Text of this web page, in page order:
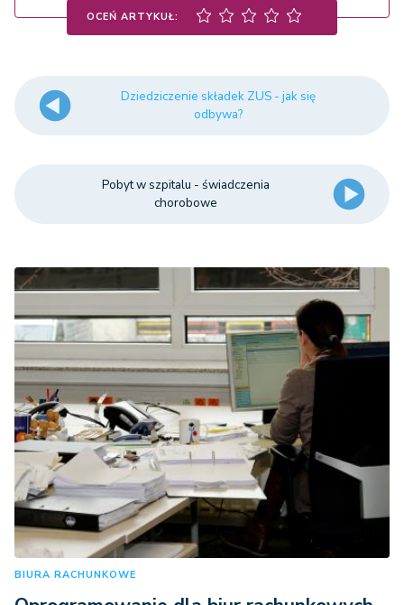
OCEŃ ARTYKUŁ:
Dziedziczenie składek ZUS - jak się
odbywa?
Pobyt w szpitalu - świadczenia
chorobowe
BIURA RACHUNKOWE